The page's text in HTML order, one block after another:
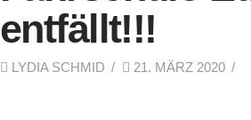
entfällt!!!
LYDIA SCHMID 21. MÄRZ 2020